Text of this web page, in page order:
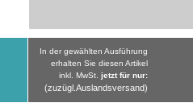
In der gewählten Ausführung
erhalten Sie diesen Artikel
inkl. MwSt. jetzt für nur:
(zuzügl.Auslandsversand)